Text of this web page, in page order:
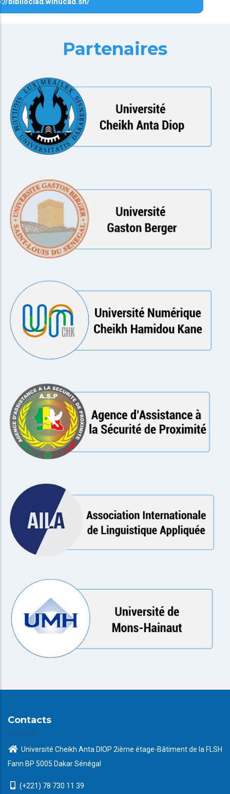
Partenaires
Contacts
Université Cheikh Anta DIOP 2ième étage-Bâtiment de la FLSH
Fann BP 5005 Dakar Sénégal
(+221) 78 730 11 39